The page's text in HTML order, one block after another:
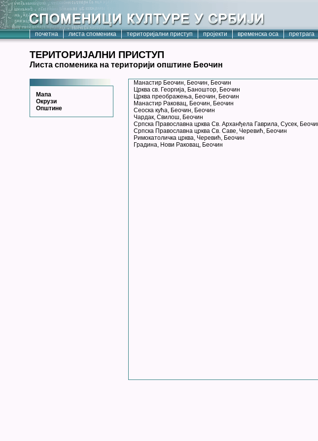
почетна листа споменика територијални приступ пројекти временска оса претрага
ТЕРИТОРИЈАЛНИ ПРИСТУП
Листа споменика на територији општине Беочин
Мапа
Окрузи
Општине
Манастир Беочин, Беочин, Беочин
Црква св. Георгија, Баноштор, Беочин
Црква преображења, Беочин, Беочин
Манастир Раковац, Беочин, Беочин
Сеоска кућа, Беочин, Беочин
Чардак, Свилош, Беочин
Српска Православна црква Св. Арханђела Гаврила, Сусек,
Српска Православна црква Св. Саве, Черевић, Беочин
Римокатоличка црква, Черевић, Беочин
Градина, Нови Раковац, Беочин